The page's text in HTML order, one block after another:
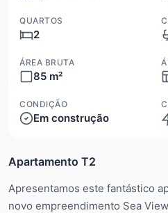
QUARTOS
2
ÁREA BRUTA
85 m²
CONDIÇÃO
Em construção
Apartamento T2
Apresentamos este fantástico
novo empreendimento Sea